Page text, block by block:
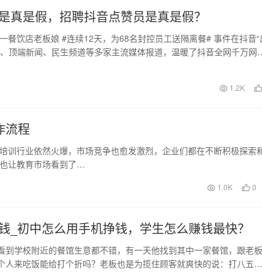
真是假，招聘抖音点赞员是真是假？
餐饮店老板娘 #连续12天，为68名封控员工送隔离餐# 事件在抖音“
顶端新闻、民生频道等多家主流媒体报道，温暖了抖音全网千万网
1.2K
流程
训行业依然火爆，市场竞争也愈发激烈，企业们都在不断积极探索
让教育市场看到了…
1.0K 0
_初中怎么用手机挣钱，学生怎么赚钱最快？
到学校附近的餐馆生意都不错，有一天他找到其中一家餐馆，跟老板
人来吃饭能给打个折吗？老板也是为揽住顾客就爽快的说：打八五